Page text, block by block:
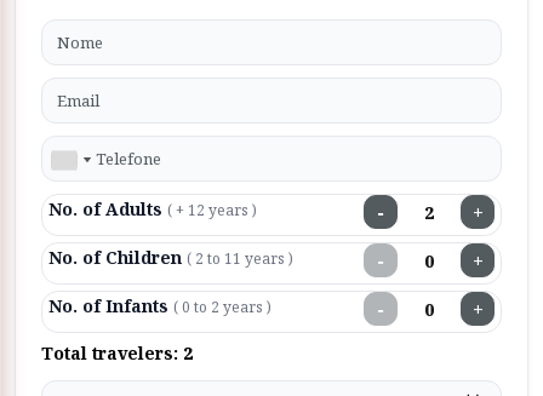
No. of Adults ( + 12 years ) − +
No. of Children ( 2 to 11 years ) − +
No. of Infants ( 0 to 2 years ) − +
Total travelers: 2